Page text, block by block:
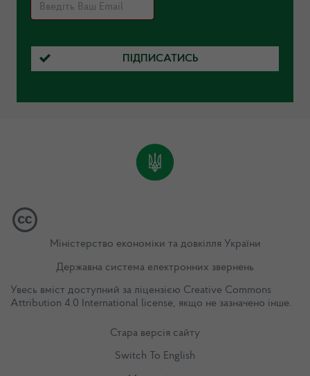
ПІДПИСАТИСЬ
Міністерство економіки та довкілля України
Державна система електронних звернень
Увесь вміст доступний за ліцензією Creative Commons
Attribution 4.0 International license, якщо не зазначено інше.
Стара версія сайту
Switch To English